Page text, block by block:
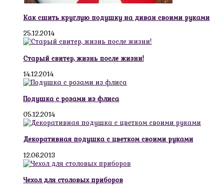
Как сшить круглую подушку на диван своими руками
25.12.2014
Старый свитер, жизнь после жизни!
14.12.2014
Подушка с розами из флиса
05.12.2014
Декоративная подушка с цветком своими руками
12.06.2013
Чехол для столовых приборов